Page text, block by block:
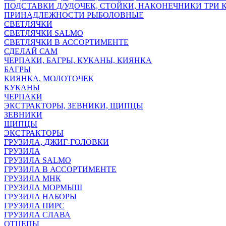
ПОДСТАВКИ Д/УДОЧЕК, СТОЙКИ, НАКОНЕЧНИКИ ТРИ
ПРИНАДЛЕЖНОСТИ РЫБОЛОВНЫЕ
СВЕТЛЯЧКИ
СВЕТЛЯЧКИ SALMO
СВЕТЛЯЧКИ В АССОРТИМЕНТЕ
СДЕЛАЙ САМ
ЧЕРПАКИ, БАГРЫ, КУКАНЫ, КИЯНКА
БАГРЫ
КИЯНКА, МОЛОТОЧЕК
КУКАНЫ
ЧЕРПАКИ
ЭКСТРАКТОРЫ, ЗЕВНИКИ, ЩИПЦЫ
ЗЕВНИКИ
ЩИПЦЫ
ЭКСТРАКТОРЫ
ГРУЗИЛА, ДЖИГ-ГОЛОВКИ
ГРУЗИЛА
ГРУЗИЛА SALMO
ГРУЗИЛА В АССОРТИМЕНТЕ
ГРУЗИЛА МНК
ГРУЗИЛА МОРМЫШ
ГРУЗИЛА НАБОРЫ
ГРУЗИЛА ПИРС
ГРУЗИЛА СЛАВА
ОТЦЕПЫ